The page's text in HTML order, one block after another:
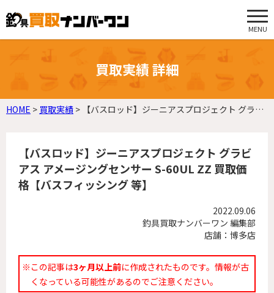
MENU
買取実績 詳細
HOME > 買取実績 > 【バスロッド】ジーニアスプロジェクト グラビアス アメージングセンサー S-60UL ZZ 買取価格【バスフィッシング 等】
【バスロッド】ジーニアスプロジェクト グラビ
アス アメージングセンサー S-60UL ZZ 買取価
格【バスフィッシング 等】
2022.09.06
釣具買取ナンバーワン 編集部
店舗：博多店
※この記事は3ヶ月以上前に作成されたものです。情報が古
くなっている可能性があるのでご注意ください。